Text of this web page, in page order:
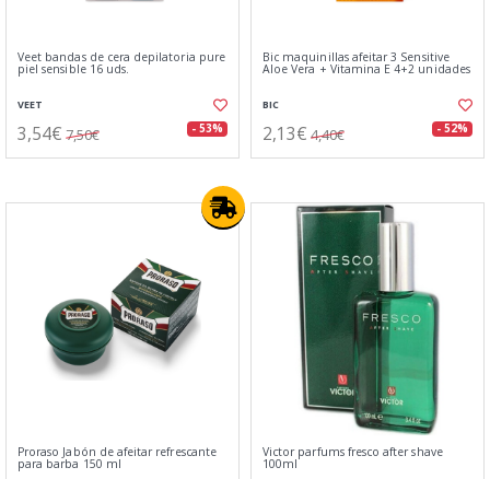
Veet bandas de cera depilatoria pure
piel sensible 16 uds.
VEET
3,54€ 7,50€ - 53%
Bic maquinillas afeitar 3 Sensitive
Aloe Vera + Vitamina E 4+2 unidades
BIC
2,13€ 4,40€ - 52%
Proraso Jabón de afeitar refrescante
para barba 150 ml
Victor parfums fresco after shave
100ml